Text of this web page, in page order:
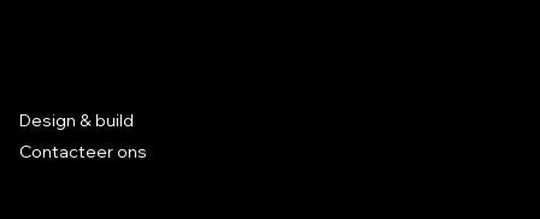
Design & build
Contacteer ons